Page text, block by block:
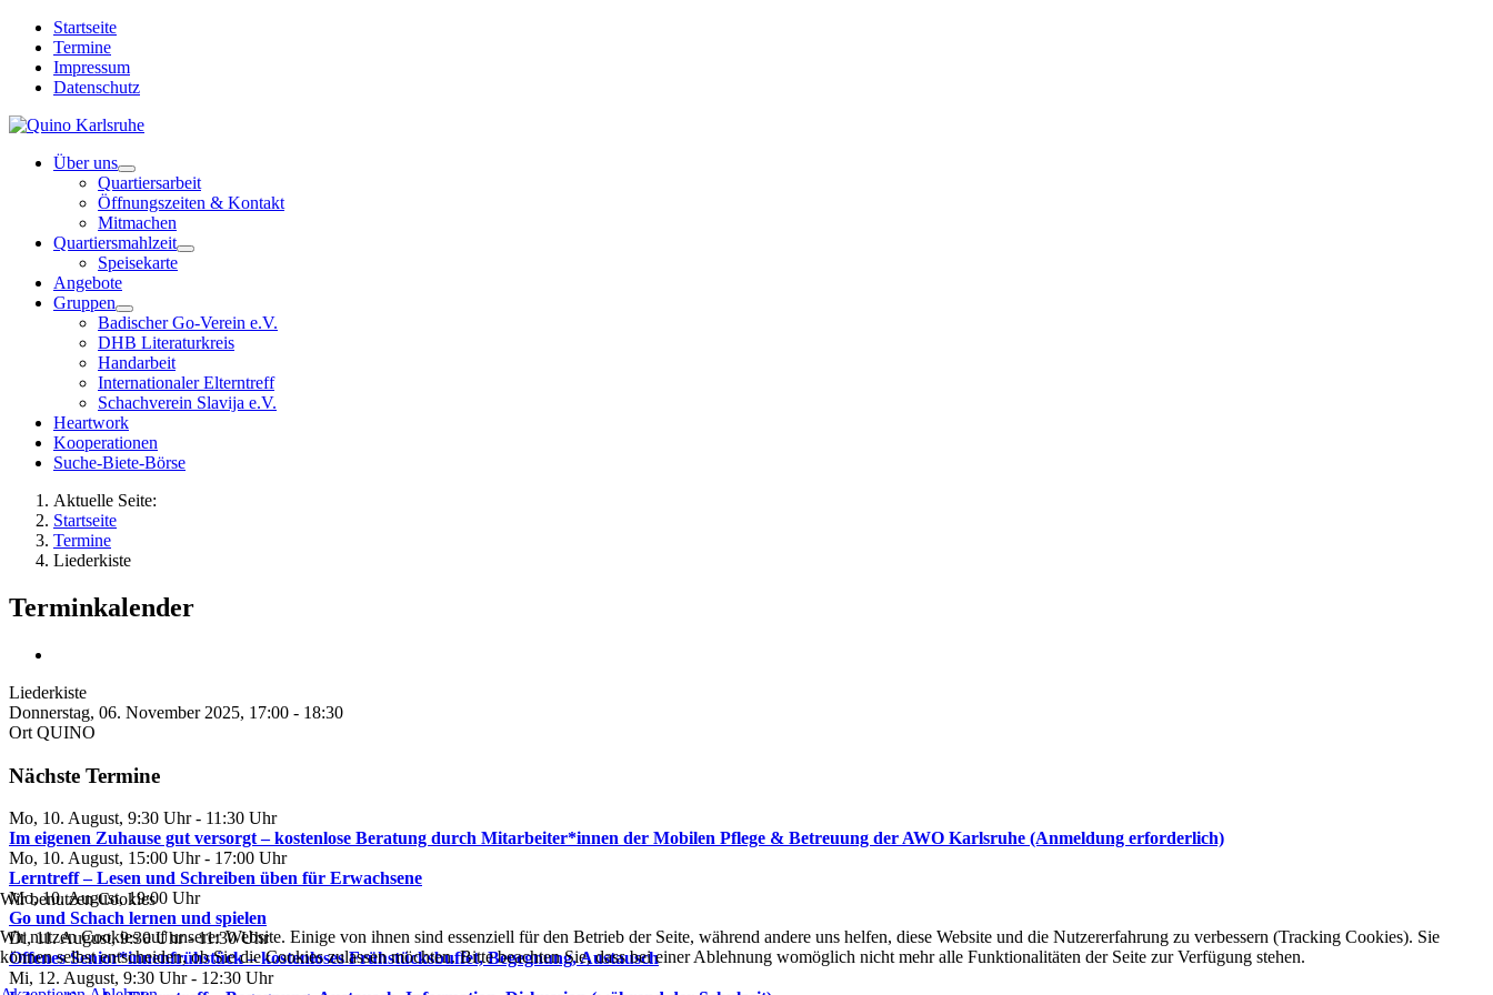
Startseite
Termine
Impressum
Datenschutz
Über uns
Quartiersarbeit
Öffnungszeiten & Kontakt
Mitmachen
Quartiersmahlzeit
Speisekarte
Angebote
Gruppen
Badischer Go-Verein e.V.
DHB Literaturkreis
Handarbeit
Internationaler Elterntreff
Schachverein Slavija e.V.
Heartwork
Kooperationen
Suche-Biete-Börse
Aktuelle Seite:
Startseite
Termine
Liederkiste
Terminkalender
Liederkiste
Donnerstag, 06. November 2025, 17:00 - 18:30
Ort QUINO
Nächste Termine
Mo, 10. August, 9:30 Uhr- 11:30 Uhr
Im eigenen Zuhause gut versorgt – kostenlose Beratung durch Mitarbeiter*innen der Mobilen Pflege & Betreuung der AWO Karlsruhe (Anmeldung erforderlich)
Mo, 10. August, 15:00 Uhr- 17:00 Uhr
Lerntreff – Lesen und Schreiben üben für Erwachsene
Mo, 10. August, 19:00 Uhr
Go und Schach lernen und spielen
Di, 11. August, 9:30 Uhr- 11:30 Uhr
Offenes Senior*innenfrühstück – kostenloses Frühstücksbuffet, Begegnung, Austausch
Mi, 12. August, 9:30 Uhr- 12:30 Uhr
Wir benutzen Cookies
Wir nutzen Cookies auf unserer Website. Einige von ihnen sind essenziell für den Betrieb der Seite, während andere uns helfen, diese Website und die Nutzererfahrung zu verbessern (Tracking Cookies). Sie
können selbst entscheiden, ob Sie die Cookies zulassen möchten. Bitte beachten Sie, dass bei einer Ablehnung womöglich nicht mehr alle Funktionalitäten der Seite zur Verfügung stehen.